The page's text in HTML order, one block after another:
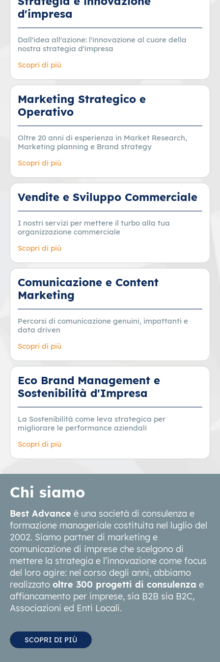
d'impresa
Dall'idea all'azione: l'innovazione al cuore della
nostra strategia d'impresa
Scopri di più
Marketing Strategico e
Operativo
Oltre 20 anni di esperienza in Market Research,
Marketing planning e Brand strategy
Scopri di più
Vendite e Sviluppo Commerciale
I nostri servizi per mettere il turbo alla tua
organizzazione commerciale
Scopri di più
Comunicazione e Content
Marketing
Percorsi di comunicazione genuini, impattanti e
data driven
Scopri di più
Eco Brand Management e
Sostenibilità d'Impresa
La Sostenibilità come leva strategica per
migliorare le performance aziendali
Scopri di più
Chi siamo
Best Advance è una società di consulenza e
formazione manageriale costituita nel luglio del
2002. Siamo partner di marketing e
comunicazione di imprese che scelgono di
mettere la strategia e l’innovazione come focus
del loro agire: nel corso degli anni, abbiamo
realizzato oltre 300 progetti di consulenza e
affiancamento per imprese, sia B2B sia B2C,
Associazioni ed Enti Locali.
SCOPRI DI PIÙ